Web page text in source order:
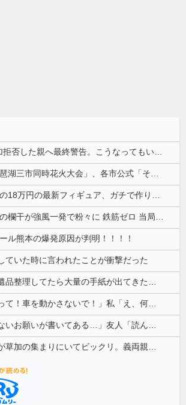
ル熊本の爆発原因が判明！！！！
ていた時に言われたことが衝撃だった